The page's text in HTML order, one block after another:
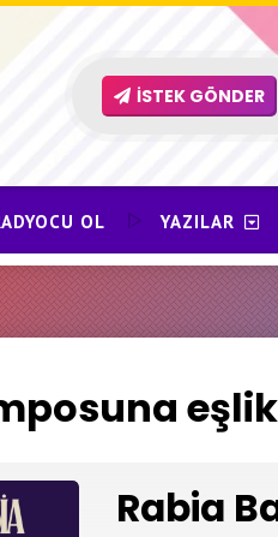
İSTEK GÖNDER
OL YAZILAR
Rabia